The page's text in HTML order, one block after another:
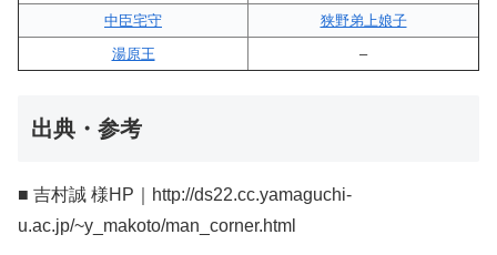
中臣宅守
狭野弟上娘子
湯原王
–
出典・参考
■ 吉村誠 様HP｜http://ds22.cc.yamaguchi-
u.ac.jp/~y_makoto/man_corner.html